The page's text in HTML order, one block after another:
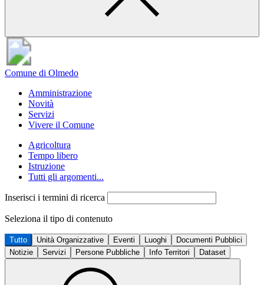
Comune di Olmedo
Amministrazione
Novità
Servizi
Vivere il Comune
Agricoltura
Tempo libero
Istruzione
Tutti gli argomenti...
Inserisci i termini di ricerca
Seleziona il tipo di contenuto
Tutto Unità Organizzative Eventi Luoghi
Documenti Pubblici
Notizie
Servizi Persone Pubbliche Info Territori Dataset